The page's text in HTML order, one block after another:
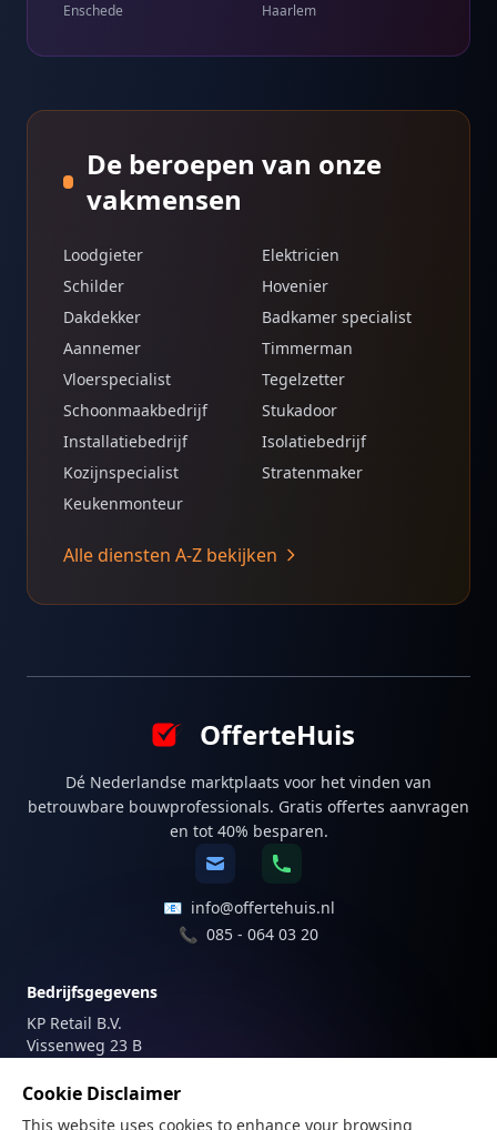
Enschede
Haarlem
De beroepen van onze
vakmensen
Loodgieter
Elektricien
Schilder
Hovenier
Dakdekker
Badkamer specialist
Aannemer
Timmerman
Vloerspecialist
Tegelzetter
Schoonmaakbedrijf
Stukadoor
Installatiebedrijf
Isolatiebedrijf
Kozijnspecialist
Stratenmaker
Keukenmonteur
Alle diensten A-Z bekijken
OfferteHuis
Dé Nederlandse marktplaats voor het vinden van
betrouwbare bouwprofessionals. Gratis offertes aanvragen
en tot 40% besparen.
📧 info@offertehuis.nl
📞 085 - 064 03 20
Bedrijfsgegevens
KP Retail B.V.
Vissenweg 23 B
Nederland
Cookie Disclaimer
This website uses cookies to enhance your browsing